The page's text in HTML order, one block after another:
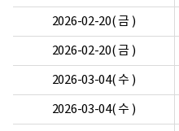
2026-02-20( 금 )
2026-02-20( 금 )
2026-03-04( 수 )
2026-03-04( 수 )